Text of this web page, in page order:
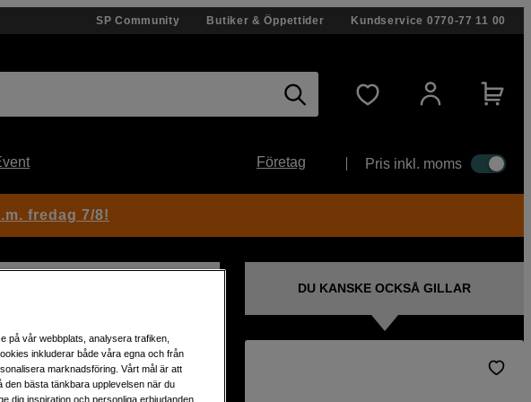
SP Community Butiker & Öppettider Kundservice 0770-77 11 00
Företag Pris inkl. moms
Osmo Mobile
DU KANSKE OCKSÅ GILLAR
fredag 7/8!
på vår webbplats, analysera trafiken,
inkluderar både våra egna och från
marknadsföring. Vårt mål är att
den bästa tänkbara upplevelsen när du
dig inspiration och personliga erbjudanden